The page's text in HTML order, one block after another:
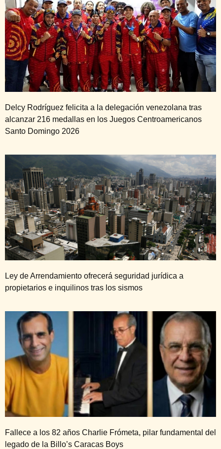
Delcy Rodríguez felicita a la delegación venezolana tras
alcanzar 216 medallas en los Juegos Centroamericanos
Santo Domingo 2026
Ley de Arrendamiento ofrecerá seguridad jurídica a
propietarios e inquilinos tras los sismos
Fallece a los 82 años Charlie Frómeta, pilar fundamental del
legado de la Billo’s Caracas Boys